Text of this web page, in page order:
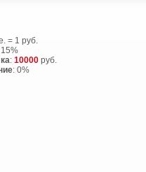
= 1 руб.
: 10000 руб.
: 0%